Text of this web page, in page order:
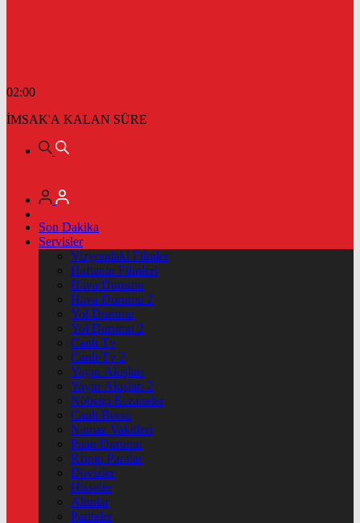
02:00
İMSAK'A KALAN SÜRE
Son Dakika
Servisler
Vizyondaki Filmler
Haftanin Filmleri
Hava Durumu
Hava Durumu 2
Yol Durumu
Yol Durumu 2
Canlı Tv
Canlı Tv 2
Yayın Akışları
Yayın Akışları 2
Nöbetçi Eczaneler
Canlı Borsa
Namaz Vakitleri
Puan Durumu
Kripto Paralar
Dövizler
Hisseler
Altınlar
Pariteler